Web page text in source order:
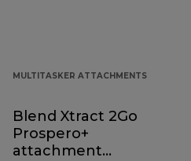
MULTITASKER ATTACHMENTS
Blend Xtract 2Go
Prospero+
attachment